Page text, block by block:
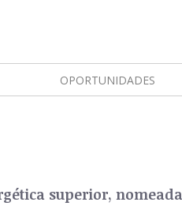
OPORTUNIDADES
superior,